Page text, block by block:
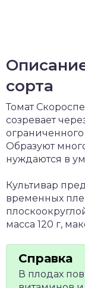
сорта
Томат
созревает
ограниченного
Образуют
нуждаются в
Культивар
временных
масса 120 г,
В плодах